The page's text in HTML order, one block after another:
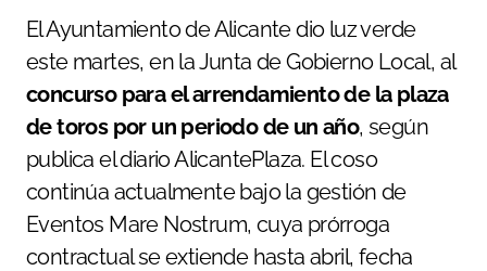
El Ayuntamiento de Alicante dio luz verde
este martes, en la Junta de Gobierno Local, al
concurso para el arrendamiento de la plaza
de toros por un periodo de un año, según
publica el diario AlicantePlaza. El coso
continúa actualmente bajo la gestión de
Eventos Mare Nostrum, cuya prórroga
contractual se extiende hasta abril, fecha